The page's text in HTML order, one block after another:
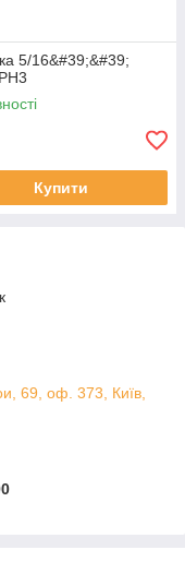
5/16&#39;&#39;
Купити
69, оф. 373, Київ,